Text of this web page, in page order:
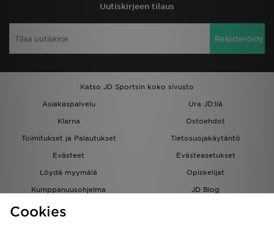
Uutiskirjeen tilaus
Rekisteröidy
Katso JD Sportsin koko sivusto
Asiakaspalvelu
Ura JD:llä
Klarna
Ostoehdot
Toimitukset ja Palautukset
Tietosuojakäytäntö
Evästeet
Evästeasetukset
Löydä myymälä
Opiskelijat
Kumppanuusohjelma
JD Blog
Cookies